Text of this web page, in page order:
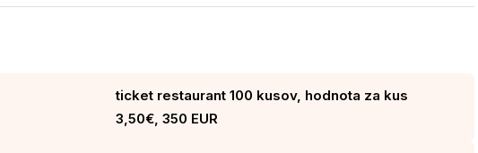
ticket restaurant 100 kusov, hodnota za kus
3,50€, 350 EUR